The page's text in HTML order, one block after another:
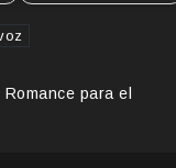
para el